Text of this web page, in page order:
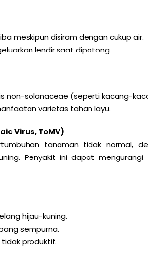
meskipun disiram dengan cukup air.
lendir saat dipotong.
non-solanaceae (seperti kacang-
varietas tahan layu.
Virus, ToMV)
tanaman tidak normal,
Penyakit ini dapat mengurangi
hijau-kuning.
sempurna.
produktif.